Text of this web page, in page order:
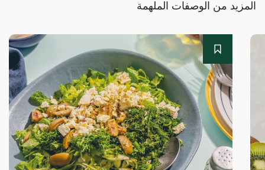
المزيد من الوصفات الملهمة